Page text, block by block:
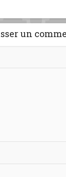
un